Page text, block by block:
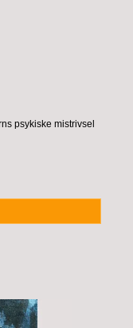
psykiske mistrivsel